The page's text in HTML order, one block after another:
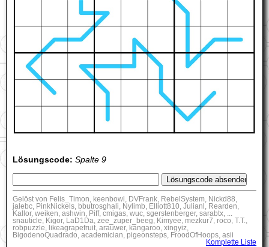
Lösungscode: Spalte 9
Gelöst von Felis_Timon, keenbowl, DVFrank, RebelSystem, Nickd88,
jalebc, PinkNickels, bbutrosghali, Nylimb, Elliott810, Julianl, Rearden,
Kallor, weiken, ashwin, Piff, cmigas, wuc, sgerstenberger, sarabtx, ...
snauticle, Kigor, LaD1Da, zee_zuper_beeg, Kimyee, mezkur7, roco, T.T.,
robpuzzle, likeagrapefruit, arauwer, kangaroo, xingyiz,
BigodenoQuadrado, academician, pigeonsteps, FroodOfHoops, asii
Komplette Liste